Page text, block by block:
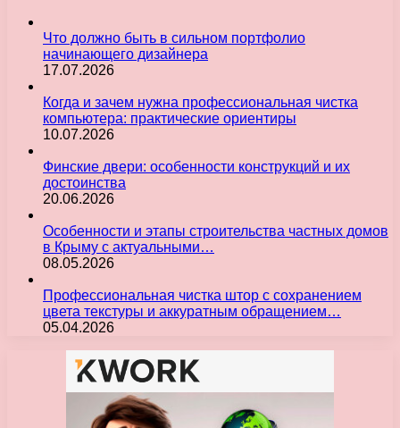
Что должно быть в сильном портфолио
начинающего дизайнера
17.07.2026
Когда и зачем нужна профессиональная чистка
компьютера: практические ориентиры
10.07.2026
Финские двери: особенности конструкций и их
достоинства
20.06.2026
Особенности и этапы строительства частных домов
в Крыму с актуальными…
08.05.2026
Профессиональная чистка штор с сохранением
цвета текстуры и аккуратным обращением…
05.04.2026